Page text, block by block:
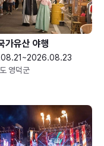
가유산 야행
영덕군